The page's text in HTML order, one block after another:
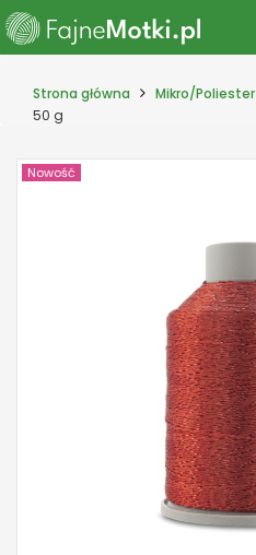
Strona główna Mikro/Poliester
50 g
Nowość